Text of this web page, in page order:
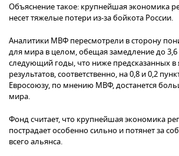
Объяснение такое: крупнейшая экономика
несет тяжелые потери из-за бойкота России.
Аналитики МВФ пересмотрели в сторону
для мира в целом, обещая замедление до 3,6
следующий годы, что ниже предсказанных в
результатов, соответственно, на 0,8 и 0,2
Евросоюзу, по мнению МВФ, достанется
мира.
Фонд считает, что крупнейшая экономика
пострадает особенно сильно и потянет за
всего альянса.